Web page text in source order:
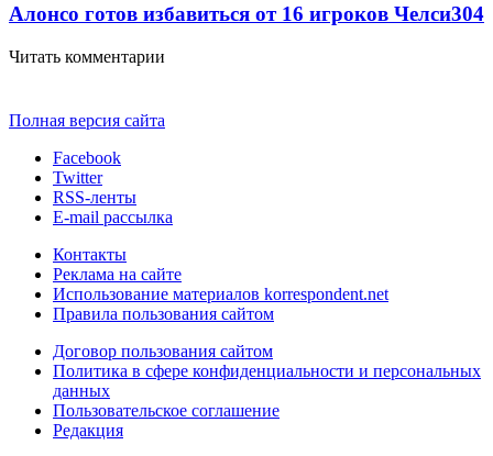
Алонсо готов избавиться от 16 игроков Челси304
Читать комментарии
Полная версия сайта
Facebook
Twitter
RSS-ленты
E-mail рассылка
Контакты
Реклама на сайте
Использование материалов korrespondent.net
Правила пользования сайтом
Договор пользования сайтом
Политика в сфере конфиденциальности и персональных
данных
Пользовательское соглашение
Редакция